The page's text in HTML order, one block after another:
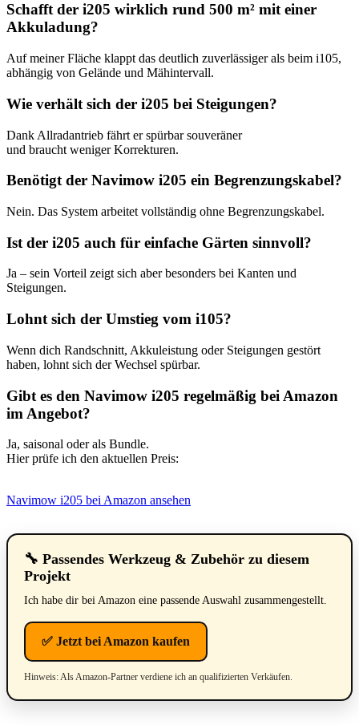
Schafft der i205 wirklich rund 500 m² mit einer
Akkuladung?
Auf meiner Fläche klappt das deutlich zuverlässiger als beim i105,
abhängig von Gelände und Mähintervall.
Wie verhält sich der i205 bei Steigungen?
Dank Allradantrieb fährt er spürbar souveräner
und braucht weniger Korrekturen.
Benötigt der Navimow i205 ein Begrenzungskabel?
Nein. Das System arbeitet vollständig ohne Begrenzungskabel.
Ist der i205 auch für einfache Gärten sinnvoll?
Ja – sein Vorteil zeigt sich aber besonders bei Kanten und
Steigungen.
Lohnt sich der Umstieg vom i105?
Wenn dich Randschnitt, Akkuleistung oder Steigungen gestört
haben, lohnt sich der Wechsel spürbar.
Gibt es den Navimow i205 regelmäßig bei Amazon
im Angebot?
Ja, saisonal oder als Bundle.
Hier prüfe ich den aktuellen Preis:
Navimow i205 bei Amazon ansehen
🔧 Passendes Werkzeug & Zubehör zu diesem
Projekt
Ich habe dir bei Amazon eine passende Auswahl zusammengestellt.
✅ Jetzt bei Amazon kaufen
Hinweis: Als Amazon-Partner verdiene ich an qualifizierten Verkäufen.